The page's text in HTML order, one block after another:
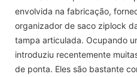
envolvida na fabricação,
organizador de saco ziplock
tampa articulada. Ocupando
introduziu recentemente
de ponta. Eles são bastante